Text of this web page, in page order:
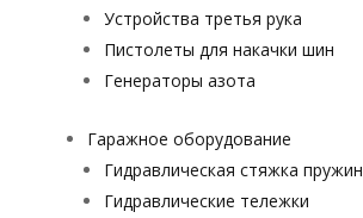
Устройства третья рука
Пистолеты для накачки шин
Генераторы азота
Гаражное оборудование
Гидравлическая стяжка пружин
Гидравлические тележки